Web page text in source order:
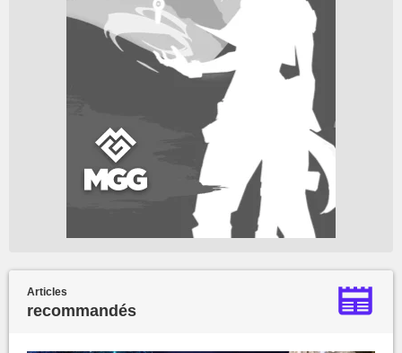
Articles
recommandés